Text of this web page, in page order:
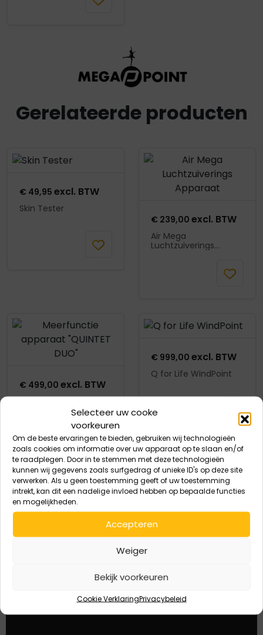
Selecteer uw cooke
voorkeuren
Om de beste ervaringen te bieden, gebruiken wij technologieën
zoals cookies om informatie over uw apparaat op te slaan en/of
te raadplegen. Door in te stemmen met deze technologieën
kunnen wij gegevens zoals surfgedrag of unieke ID's op deze site
verwerken. Als u geen toestemming geeft of uw toestemming
intrekt, kan dit een nadelige invloed hebben op bepaalde functies
en mogelijkheden.
Accepteren
Weiger
Bekijk voorkeuren
Cookie VerklaringPrivacybeleid
Gerelateerde producten
Product openen
€ 49,95 excl. BTW
Skin Tester
Product openen
€ 239,00 excl. BTW
Air Mega
Luchtzuiverings
Product openen
€ 499,00 excl. BTW
“QUINTET DUO”
Opties
Product openen
€ 999,00 excl. BTW
Q for Life WindPoint
winkelmand
5% korting eenmalig
eerste aankoop
Deze korting is eenmalig geldig bij de eerste